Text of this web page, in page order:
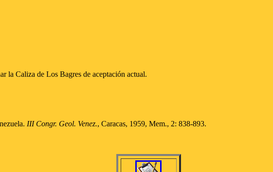
la Caliza de Los Bagres de aceptación actual.
III Congr. Geol. Venez., Caracas, 1959, Mem., 2: 838-893.